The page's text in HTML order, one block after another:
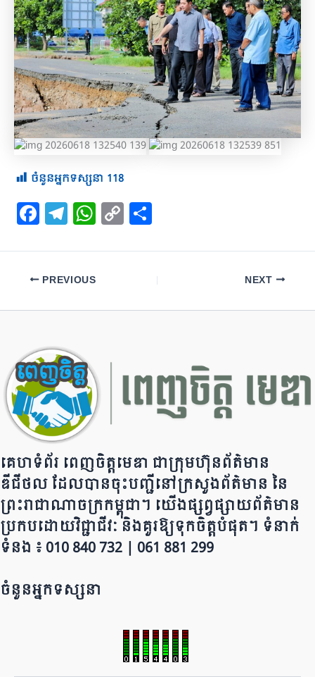
ចំនួនអ្នកទស្សនា 118
F
a
c
e
b
o
k
T
el
e
gr
a
W
h
at
A
C
o
p
Li
ar
e
PREVIOUS NEXT
គេហទំព័រ ពេញចិត្តមេឌា ជា​ក្រុ​​​​​ម​​​ហ៊ុន​ព័ត៌មាន​
ឌីជីថល ដែ​លបា​ន​​ចុះបញ្ជីនៅក្រសួងព័ត៌មាន នៃ​​​​
ព្រះរាជាណាចក្រ​ក​ម្ពុជា។ យើ​ង​​​​​ផ្សព្វផ្សាយព័​ត៌​មា​​​​ន
ប្រក​ប​ដោ​​​​​​យ​វិជ្ជាជីវៈ និ​ងគួរ​ឱ្យ​ទុកចិត្ត​បំ​ផុត។ ទំនាក់
ទំនង ៖ 010 840 732 | 0​​​​​61 881 299
ចំនួនអ្នកទស្សនា